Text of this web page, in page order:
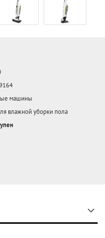
машины
влажной уборки пола